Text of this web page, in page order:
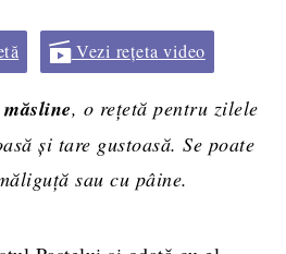
Vezi rețeta video
, o rețetă pentru zilele
și tare gustoasă. Se poate
sau cu pâine.